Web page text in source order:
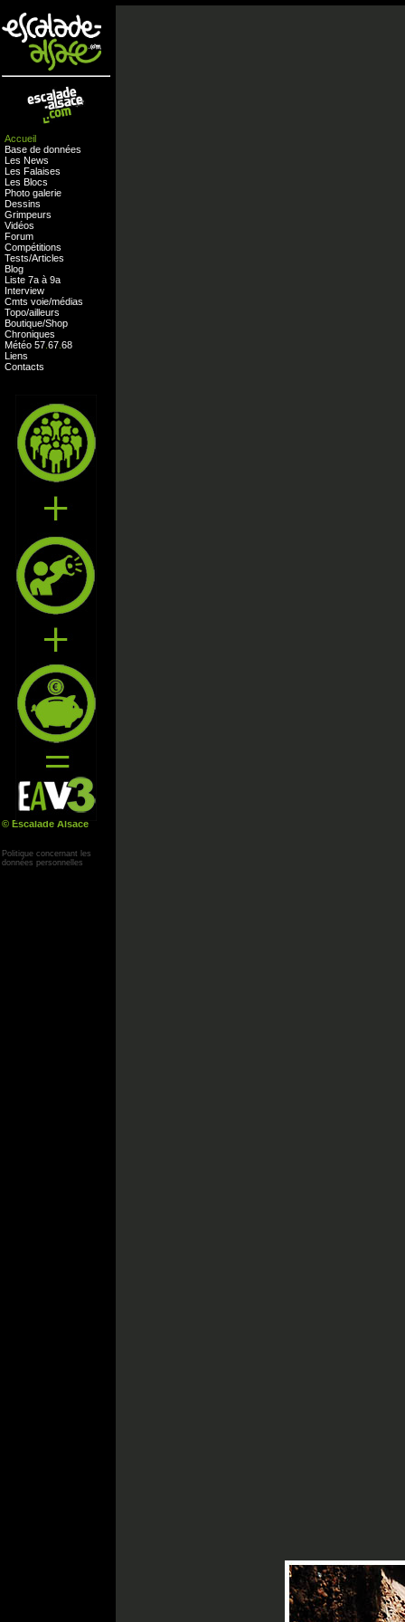
Accueil
Base de données
Les News
Les Falaises
Les Blocs
Photo galerie
Dessins
Grimpeurs
Vidéos
Forum
Compétitions
Tests/Articles
Blog
Liste 7a à 9a
Interview
Cmts voie/médias
Topo/ailleurs
Boutique/Shop
Chroniques
Météo 57 67 68
Liens
Contacts
© Escalade Alsace
Politique concernant les
données personnelles